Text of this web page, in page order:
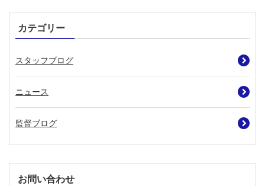
カテゴリー
スタッフブログ
ニュース
監督ブログ
お問い合わせ